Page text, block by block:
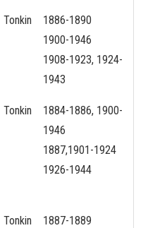
Tonkin
1886-1890
1900-1946
1908-1923, 1924-
1943
Tonkin
1884-1886, 1900-
1946
1887,1901-1924
1926-1944
Tonkin 1887-1889